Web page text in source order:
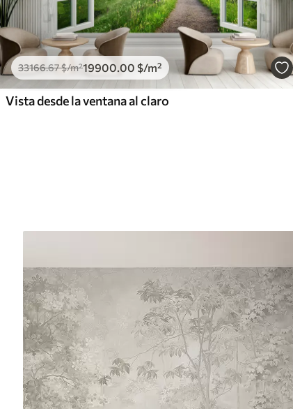
33166.67$/m²19900.00 $/m²
Vista desde la ventana al claro